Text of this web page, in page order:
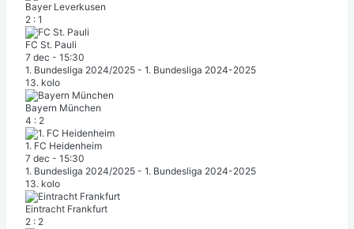
Bayer Leverkusen
2 : 1
FC St. Pauli
7 dec - 15:30
1. Bundesliga 2024/2025 - 1. Bundesliga 2024-2025
13. kolo
Bayern München
4 : 2
1. FC Heidenheim
7 dec - 15:30
1. Bundesliga 2024/2025 - 1. Bundesliga 2024-2025
13. kolo
Eintracht Frankfurt
2 : 2